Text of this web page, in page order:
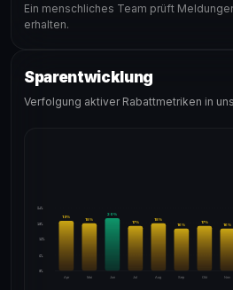
Ein menschliches Team prüft
erhalten.
Sparentwicklung
Verfolgung aktiver Rabattmetriken in
24%
18%
12%
6%
0%
Apr
19%
Mai
18%
Jun
20%
Jul
17%
Aug
18%
Sep
16%
Okt
17%
Nov
16%